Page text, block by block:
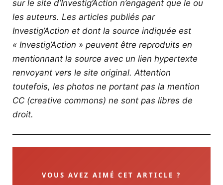
sur le site d’Investig’Action n’engagent que le ou
les auteurs. Les articles publiés par
Investig’Action et dont la source indiquée est
« Investig’Action » peuvent être reproduits en
mentionnant la source avec un lien hypertexte
renvoyant vers le site original. Attention
toutefois, les photos ne portant pas la mention
CC (creative commons) ne sont pas libres de
droit.
VOUS AVEZ AIMÉ CET ARTICLE ?